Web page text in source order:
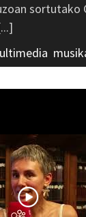
sortutako